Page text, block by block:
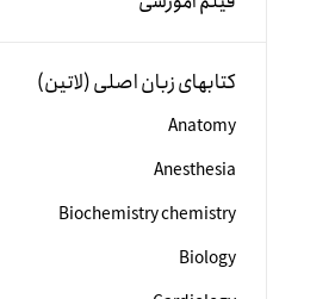
کتابهای زبان اصلی (لاتین)
Anatomy
Anesthesia
Biochemistry chemistry
Biology